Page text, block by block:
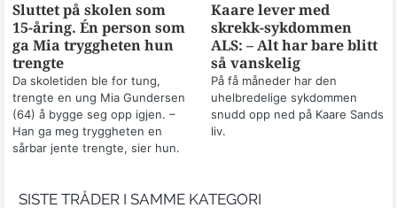
Sluttet på skolen som
15-åring. Én person som
ga Mia tryggheten hun
trengte
Da skoletiden ble for tung,
trengte en ung Mia Gundersen
(64) å bygge seg opp igjen. –
Han ga meg tryggheten en
sårbar jente trengte, sier hun.
Kaare lever med
skrekk-sykdommen
ALS: – Alt har bare blitt
så vanskelig
På få måneder har den
uhelbredelige sykdommen
snudd opp ned på Kaare Sands
liv.
SISTE TRÅDER I SAMME KATEGORI